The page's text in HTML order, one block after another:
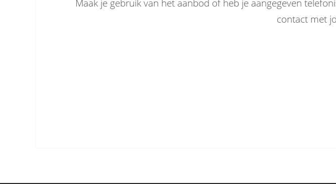
Maak je gebruik van het aanbod of heb je aangegeven
contact met